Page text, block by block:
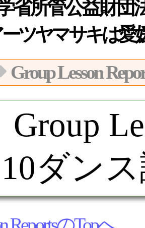
省所管公益財団
ツヤマサキは愛
Group Lesson
Group
10ダン